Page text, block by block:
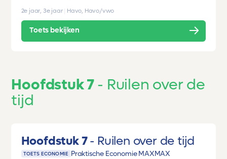
2e jaar, 3e jaar Havo, Havo/vwo
Toets bekijken
Hoofdstuk 7
Ruilen over de
tijd
Hoofdstuk 7 Ruilen over de tijd
TOETS ECONOMIE Praktische Economie MAXMAX